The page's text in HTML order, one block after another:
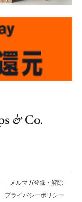
メルマガ登録・解除
プライバシーポリシー